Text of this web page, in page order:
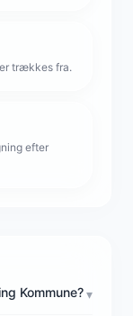
trækkes fra.
efter
Kommune?▾